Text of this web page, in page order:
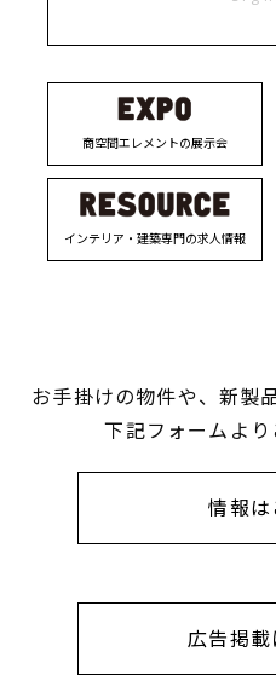
商空間エレメントの展示会
インテリア・建築専門の求人情報
お手掛けの物件や、新製
下記フォームより
情報は
広告掲載